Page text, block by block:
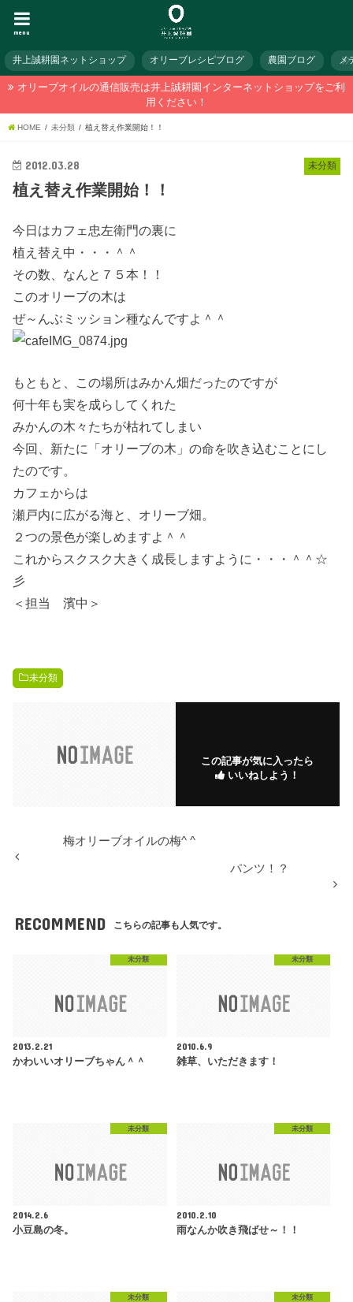
menu
井上誠耕園ネットショップ オリーブレシピブログ 農園ブログ メ
オリーブオイルの通信販売は井上誠耕園インターネットショップをご利
用ください！
HOME 未分類 植え替え作業開始！！
未分類
2012.03.28
植え替え作業開始！！
今日はカフェ忠左衛門の裏に
植え替え中・・・＾＾
その数、なんと７５本！！
このオリーブの木は
ぜ～んぶミッション種なんですよ＾＾
もともと、この場所はみかん畑だったのですが
何十年も実を成らしてくれた
みかんの木々たちが枯れてしまい
今回、新たに「オリーブの木」の命を吹き込むことにし
たのです。
カフェからは
瀬戸内に広がる海と、オリーブ畑。
２つの景色が楽しめますよ＾＾
これからスクスク大きく成長しますように・・・＾＾☆
彡
＜担当 濱中＞
未分類
この記事が気に入ったら
いいねしよう！
梅オリーブオイルの梅^ ^
パンツ！？
RECOMMEND こちらの記事も人気です。
未分類
2013.2.21
かわいいオリーブちゃん＾＾
未分類
2010.6.9
雑草、いただきます！
未分類
2014.2.6
小豆島の冬。
未分類
2010.2.10
雨なんか吹き飛ばせ～！！
未分類 未分類